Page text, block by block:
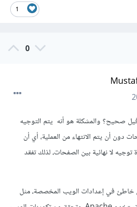
1
0
صحيح؟ والمشكلة هو أنه يتم التوجيه
أن يتم الانتهاء من العملية، أي أن
لا نهائية بين الصفحات، لذلك تفقد
خاطئ في إعدادات الويب المخصصة، مثل